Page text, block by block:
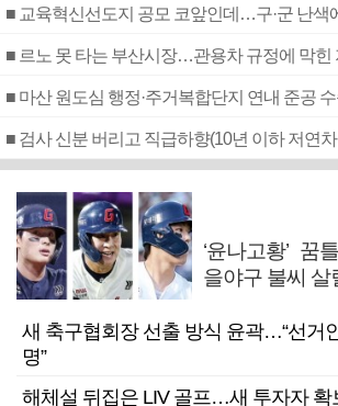
■ 교육혁신선도지 공모 코앞인데…구·군 난색
■ 르노 못 타는 부산시장…관용차 규정에 막힌
■ 마산 원도심 행정·주거복합단지 연내 준공
‘윤나고황’
을야구 불씨 살
새 축구협회장 선출 방식 윤곽…“선거
명”
해체설 뒤집은 LIV 골프…새 투자자 확